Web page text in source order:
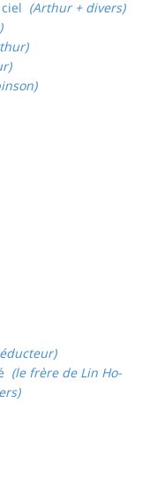
(Arthur + divers)
(le frère de Lin Ho-